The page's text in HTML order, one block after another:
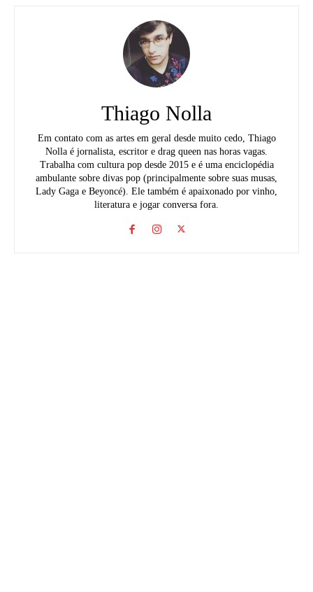
Thiago Nolla
Em contato com as artes em geral desde muito cedo, Thiago
Nolla é jornalista, escritor e drag queen nas horas vagas.
Trabalha com cultura pop desde 2015 e é uma enciclopédia
ambulante sobre divas pop (principalmente sobre suas musas,
Lady Gaga e Beyoncé). Ele também é apaixonado por vinho,
literatura e jogar conversa fora.